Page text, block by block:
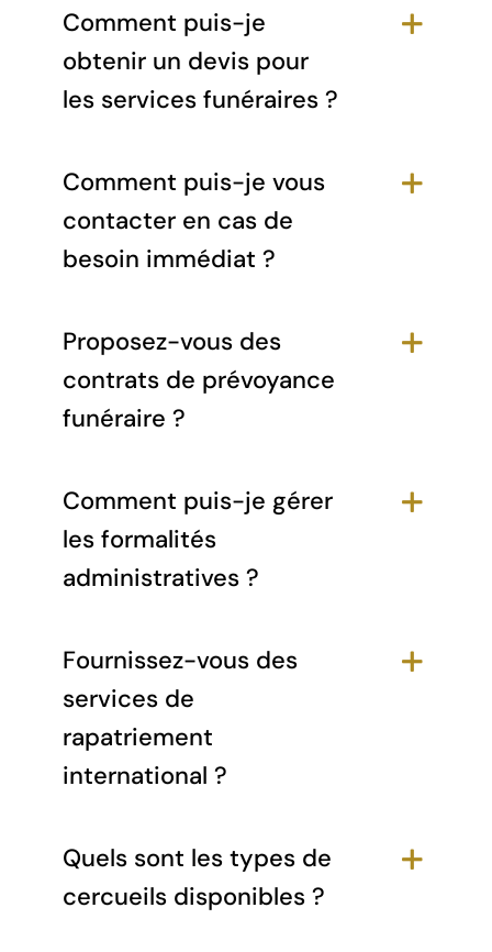
Comment puis-je
obtenir un devis pour
les services funéraires ?
Comment puis-je vous
contacter en cas de
besoin immédiat ?
Proposez-vous des
contrats de prévoyance
funéraire ?
Comment puis-je gérer
les formalités
administratives ?
Fournissez-vous des
services de
rapatriement
international ?
Quels sont les types de
cercueils disponibles ?